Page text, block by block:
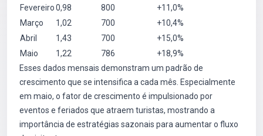
Fevereiro0,98 800
+11,0%
Março
1,02 700
+10,4%
Abril
1,43 700
+15,0%
Maio
1,22 786
+18,9%
Esses dados mensais demonstram um padrão de
crescimento que se intensifica a cada mês. Especialmente
em maio, o fator de crescimento é impulsionado por
eventos e feriados que atraem turistas, mostrando a
importância de estratégias sazonais para aumentar o fluxo